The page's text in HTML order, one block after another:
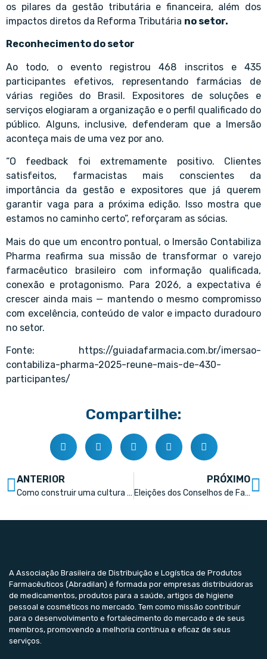
os pilares da gestão tributária e financeira, além dos
impactos diretos da Reforma Tributária no setor.
Reconhecimento do setor
Ao todo, o evento registrou 468 inscritos e 435
participantes efetivos, representando farmácias de
várias regiões do Brasil. Expositores de soluções e
serviços elogiaram a organização e o perfil qualificado do
público. Alguns, inclusive, defenderam que a Imersão
aconteça mais de uma vez por ano.
“O feedback foi extremamente positivo. Clientes
satisfeitos, farmacistas mais conscientes da
importância da gestão e expositores que já querem
garantir vaga para a próxima edição. Isso mostra que
estamos no caminho certo”, reforçaram as sócias.
Mais do que um encontro pontual, o Imersão Contabiliza
Pharma reafirma sua missão de transformar o varejo
farmacêutico brasileiro com informação qualificada,
conexão e protagonismo. Para 2026, a expectativa é
crescer ainda mais — mantendo o mesmo compromisso
com excelência, conteúdo de valor e impacto duradouro
no setor.
Fonte: https://guiadafarmacia.com.br/imersao-
contabiliza-pharma-2025-reune-mais-de-430-
participantes/
Compartilhe:
ANTERIOR
Como construir uma cultura de atendimento ao cliente na farmácia
PRÓXIMO
Eleições dos Conselhos de Farmácia acontecem em novembro
A Associação Brasileira de Distribuição e Logística de Produtos
Farmacêuticos (Abradilan) é formada por empresas distribuidoras
de medicamentos, produtos para a saúde, artigos de higiene
pessoal e cosméticos no mercado. Tem como missão contribuir
para o desenvolvimento e fortalecimento do mercado e de seus
membros, promovendo a melhoria contínua e eficaz de seus
serviços.